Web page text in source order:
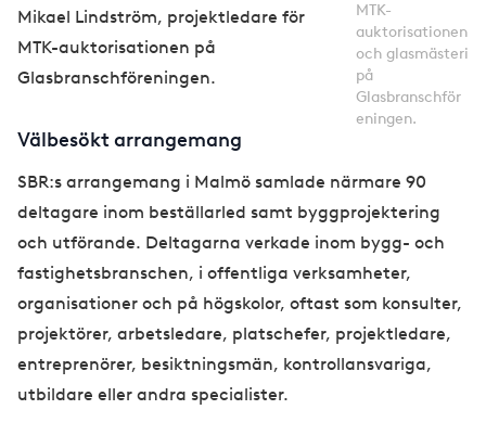
MTK-
auktorisationen
och glasmästeri
på
Glasbranschför
eningen.
Mikael Lindström, projektledare för
MTK-auktorisationen på
Glasbranschföreningen.
Välbesökt arrangemang
SBR:s arrangemang i Malmö samlade närmare 90
deltagare inom beställarled samt byggprojektering
och utförande. Deltagarna verkade inom bygg- och
fastighetsbranschen, i offentliga verksamheter,
organisationer och på högskolor, oftast som konsulter,
projektörer, arbetsledare, platschefer, projektledare,
entreprenörer, besiktningsmän, kontrollansvariga,
utbildare eller andra specialister.